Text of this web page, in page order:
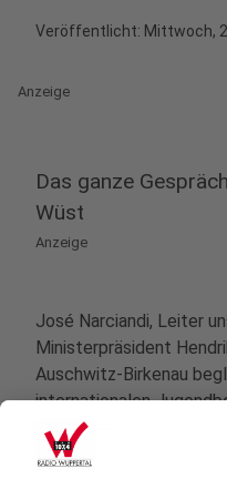
Veröffentlicht: Mittwoch,
Anzeige
Das ganze
Wüst
Anzeige
José Narciandi, Leiter
Ministerpräsident
Auschwitz-Birkenau
internationalen
Oświęcim/Auschwitz
Journalistinnen und